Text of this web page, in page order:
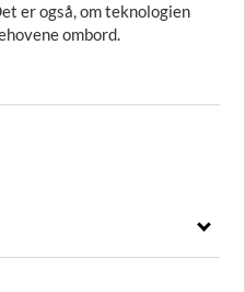
er også, om teknologien
ombord.